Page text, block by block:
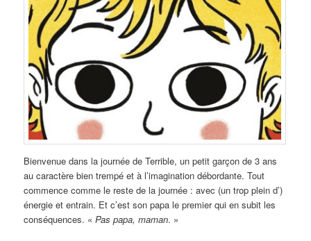
Bienvenue dans la journée de Terrible, un petit garçon de 3 ans
au caractère bien trempé et à l’imagination débordante. Tout
commence comme le reste de la journée : avec (un trop plein d’)
énergie et entrain. Et c’est son papa le premier qui en subit les
conséquences. «Pas papa, maman. »